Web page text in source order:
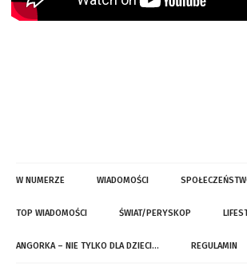
W NUMERZE WIADOMOŚCI
TOP WIADOMOŚCI ŚWIAT/PERYSKOP
ANGORKA – NIE TYLKO DLA DZIECI… REGULAMIN